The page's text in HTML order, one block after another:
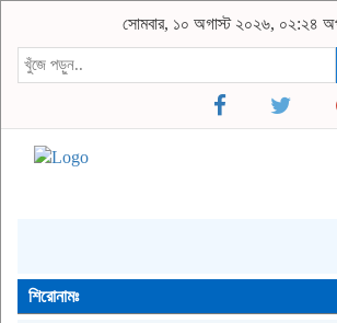
সোমবার, ১০ অগাস্ট ২০২৬, ০২:২৪
শিরোনামঃ